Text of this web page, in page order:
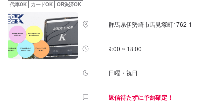
代車OK カードOK QR決済OK
群馬県伊勢崎市馬見塚町1762‐1
9:00 ~ 18:00
日曜・祝日
返信待たずに予約確定！